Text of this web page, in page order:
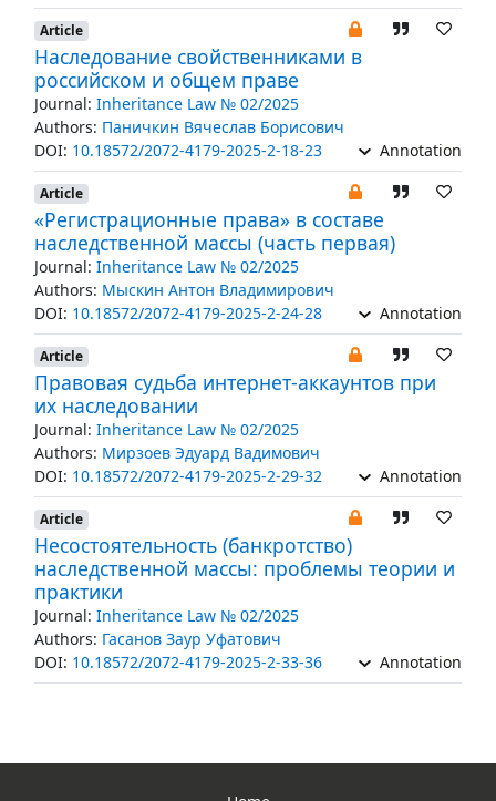
Article
Наследование свойственниками в
российском и общем праве
Journal: Inheritance Law № 02/2025
Authors: Паничкин Вячеслав Борисович
DOI: 10.18572/2072-4179-2025-2-18-23 Annotation
Article
«Регистрационные права» в составе
наследственной массы (часть первая)
Journal: Inheritance Law № 02/2025
Authors: Мыскин Антон Владимирович
DOI: 10.18572/2072-4179-2025-2-24-28 Annotation
Article
Правовая судьба интернет-аккаунтов при
их наследовании
Journal: Inheritance Law № 02/2025
Authors: Мирзоев Эдуард Вадимович
DOI: 10.18572/2072-4179-2025-2-29-32 Annotation
Article
Несостоятельность (банкротство)
наследственной массы: проблемы теории и
практики
Journal: Inheritance Law № 02/2025
Authors: Гасанов Заур Уфатович
DOI: 10.18572/2072-4179-2025-2-33-36 Annotation